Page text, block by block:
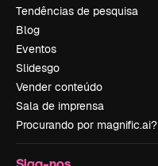
Tendências de pesquisa
Blog
Eventos
Slidesgo
Vender conteúdo
Sala de imprensa
Procurando por magnific.ai?